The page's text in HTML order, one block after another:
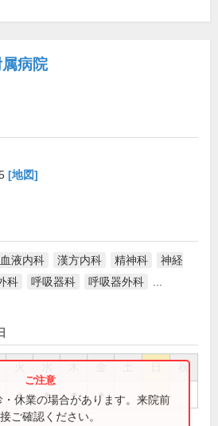
病院
[地図]
血液内科 漢方内科 精神科
神経
科 呼吸器科 呼吸器外科
祝
● ● ● ●
休業の場合があります。来院前
ご確認ください。